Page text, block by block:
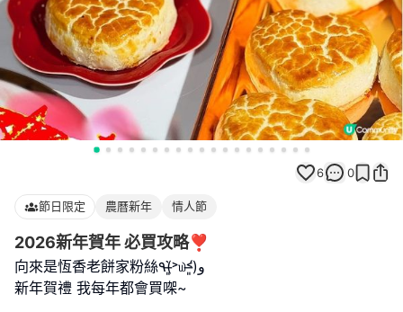
6 0
節日限定 農曆新年 情人節
2026新年賀年 必買攻略❣️
向來是恆香老餅家粉絲٩(˃̶͈̀௰˂̶͈́)و
新年賀禮 我每年都會買㗎~